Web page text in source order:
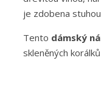
je zdobena
Tento dámský
skleněných